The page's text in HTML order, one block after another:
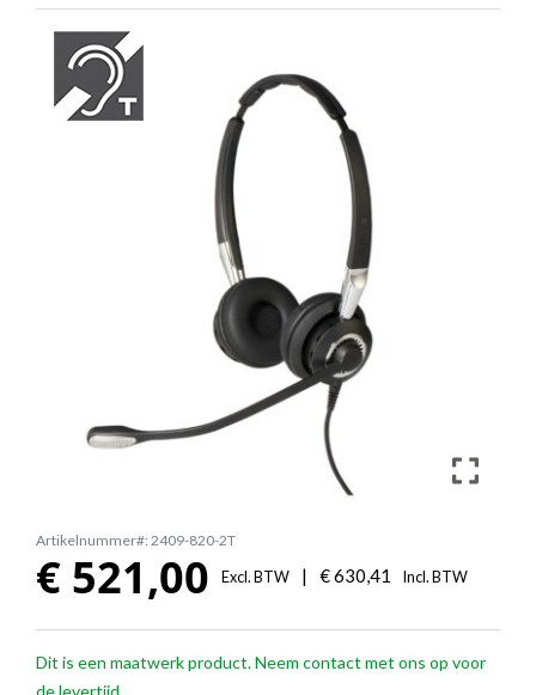
Artikelnummer#: 2409-820-2T
€ 521,00 Excl. BTW | €630,41 Incl. BTW
Dit is een maatwerk product. Neem contact met ons op voor
de levertijd.